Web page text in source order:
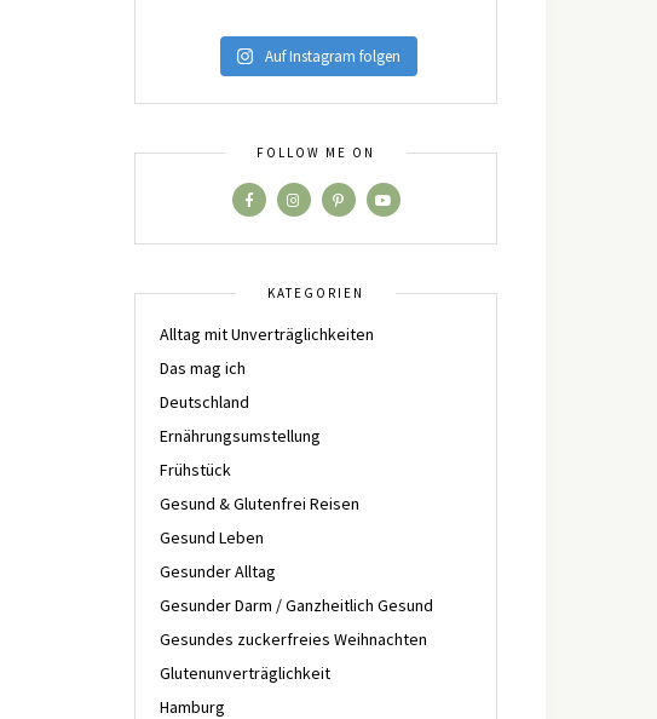
Auf Instagram folgen
FOLLOW ME ON
KATEGORIEN
Alltag mit Unverträglichkeiten
Das mag ich
Deutschland
Ernährungsumstellung
Frühstück
Gesund & Glutenfrei Reisen
Gesund Leben
Gesunder Alltag
Gesunder Darm / Ganzheitlich Gesund
Gesundes zuckerfreies Weihnachten
Glutenunverträglichkeit
Hamburg